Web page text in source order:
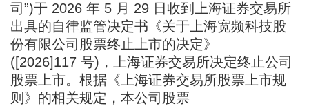
司”)于 2026 年 5 月 29 日收到上海证券交易所
出具的自律监管决定书《关于上海宽频科技股
份有限公司股票终止上市的决定》
([2026]117 号)，上海证券交易所决定终止公司
股票上市。根据《上海证券交易所股票上市规
则》的相关规定，本公司股票